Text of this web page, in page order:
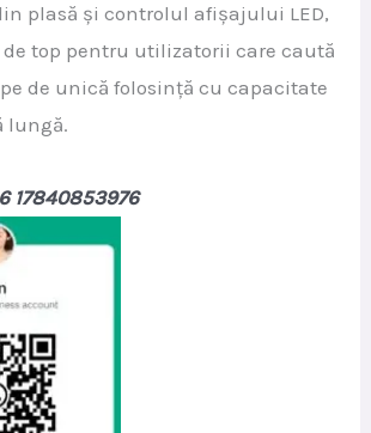
plasă și controlul afișajului LED,
top pentru utilizatorii care caută
de unică folosință cu capacitate
lungă.
17840853976